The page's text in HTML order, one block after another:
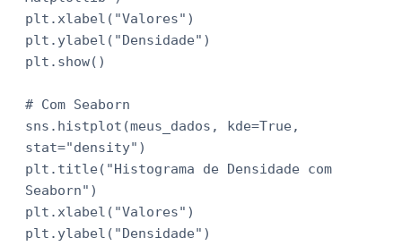
plt.xlabel("Valores")
plt.ylabel("Densidade")
plt.show()
# Com Seaborn
sns.histplot(meus_dados, kde=True,
stat="density")
plt.title("Histograma de Densidade com
Seaborn")
plt.xlabel("Valores")
plt.ylabel("Densidade")